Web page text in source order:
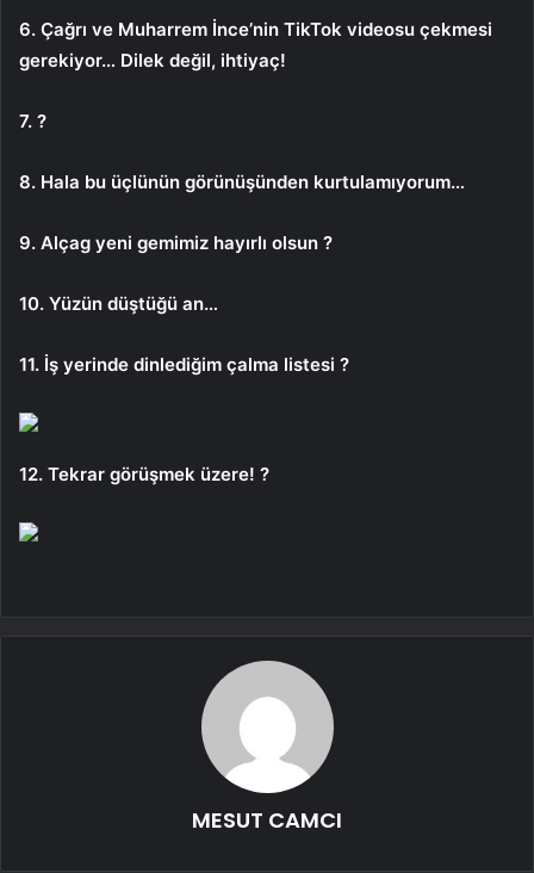
6. Çağrı ve Muharrem İnce’nin TikTok videosu çekmesi
gerekiyor… Dilek değil, ihtiyaç!
7. ?
8. Hala bu üçlünün görünüşünden kurtulamıyorum…
9. Alçag yeni gemimiz hayırlı olsun ?
10. Yüzün düştüğü an…
11. İş yerinde dinlediğim çalma listesi ?
12. Tekrar görüşmek üzere! ?
MESUT CAMCI